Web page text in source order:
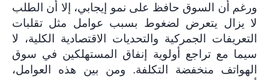
ورغم أن السوق حافظ على نمو إيجابي، إلا أن الطلب
لا يزال يتعرض لضغوط بسبب عوامل مثل تقلبات
التعريفات الجمركية والتحديات الاقتصادية الكلية، لا
سيما مع تراجع أولوية إنفاق المستهلكين في سوق
الهواتف منخفضة التكلفة. ومن بين هذه العوامل،